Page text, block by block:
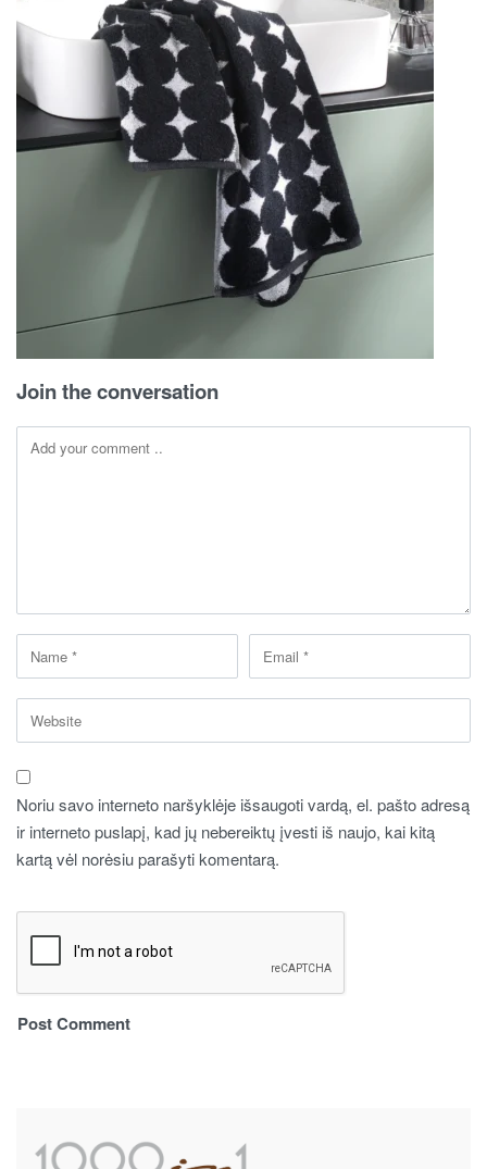
Join the conversation
Noriu savo interneto naršyklėje išsaugoti vardą, el. pašto adresą
ir interneto puslapį, kad jų nebereiktų įvesti iš naujo, kai kitą
kartą vėl norėsiu parašyti komentarą.